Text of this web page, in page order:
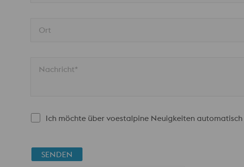
Ort
Nachricht*
Ich möchte über voestalpine Neuigkeiten
SENDEN